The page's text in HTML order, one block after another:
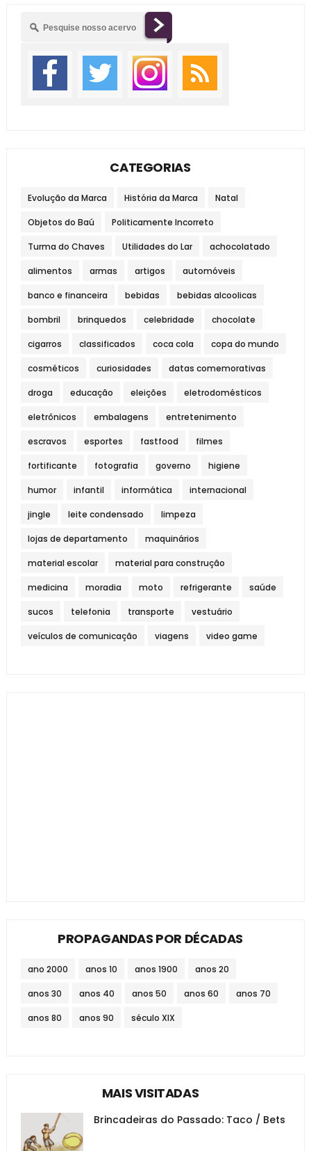
CATEGORIAS
Evolução da Marca História da Marca Natal
Objetos do Baú Politicamente Incorreto
Turma do Chaves Utilidades do Lar achocolatado
alimentos armas artigos automóveis
banco e financeira bebidas bebidas alcoolicas
bombril brinquedos celebridade chocolate
cigarros classificados coca cola copa do mundo
cosméticos curiosidades datas comemorativas
droga educação eleições eletrodomésticos
eletrônicos embalagens entretenimento
escravos esportes fastfood filmes
fortificante fotografia governo higiene
humor infantil informática internacional
jingle leite condensado limpeza
lojas de departamento maquinários
material escolar material para construção
medicina moradia moto refrigerante saúde
sucos telefonia transporte vestuário
veículos de comunicação viagens video game
PROPAGANDAS POR DÉCADAS
ano 2000 anos 10 anos 1900 anos 20
anos 30 anos 40 anos 50 anos 60 anos 70
anos 80 anos 90 século XIX
MAIS VISITADAS
Brincadeiras do Passado: Taco / Bets